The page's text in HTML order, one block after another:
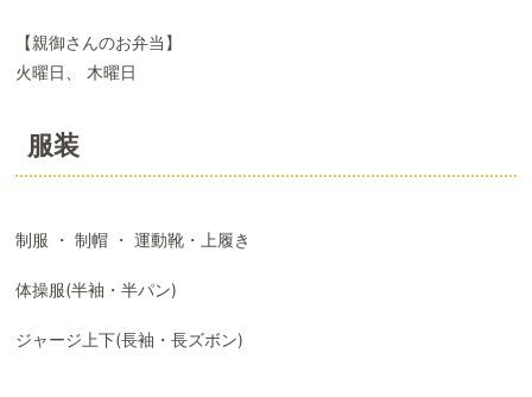
【親御さんのお弁当】
火曜日、 木曜日
服装
制服 ・ 制帽 ・ 運動靴・上履き
体操服(半袖・半パン)
ジャージ上下(長袖・長ズボン)